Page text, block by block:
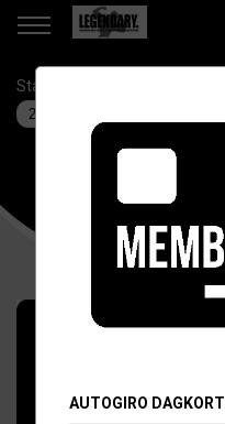
Startdatum
AUTOGIRO DAGKORT